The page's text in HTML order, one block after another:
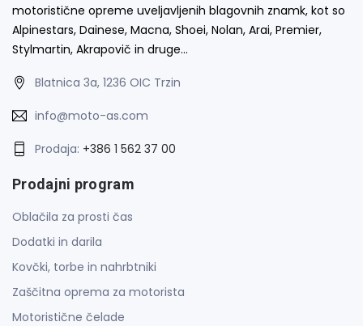
motoristične opreme uveljavljenih blagovnih znamk, kot so
Alpinestars, Dainese, Macna, Shoei, Nolan, Arai, Premier,
Stylmartin, Akrapovič in druge…
Blatnica 3a, 1236 OIC Trzin
info@moto-as.com
Prodaja: +386 1 562 37 00
Prodajni program
Oblačila za prosti čas
Dodatki in darila
Kovčki, torbe in nahrbtniki
Zaščitna oprema za motorista
Motoristične čelade